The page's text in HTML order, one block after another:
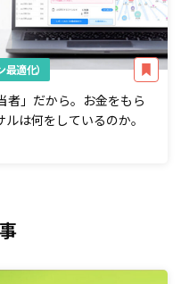
最適化）
者」だから。お金をもら
は何をしているのか。